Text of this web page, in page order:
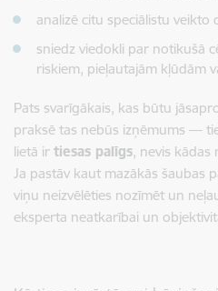
analizē citu speciālistu veikto
sniedz viedokli par notikušā
riskiem, pieļautajām kļūdām
Pats svarīgākais, kas būtu
praksē tas nebūs izņēmums —
lietā ir tiesas palīgs, nevis kādas
Ja pastāv kaut mazākās šaubas
viņu neizvēlēties nozīmēt un
eksperta neatkarībai un